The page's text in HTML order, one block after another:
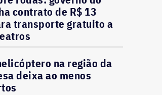
contrato de R$ 13
transporte gratuito a
na região da
deixa ao menos